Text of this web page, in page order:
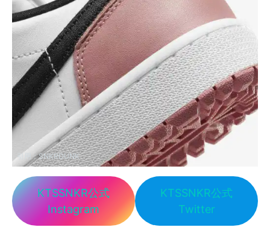
引用：SNKRDUNK
KTSSNKR公式
Instagram
KTSSNKR公式
Twitter